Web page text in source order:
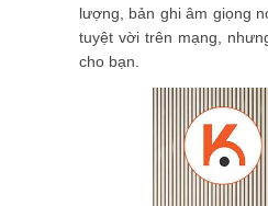
lượng, bản ghi âm giọng
tuyệt vời trên mạng,
cho bạn.